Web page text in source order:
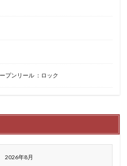
プンリール ：ロック
2026年8月